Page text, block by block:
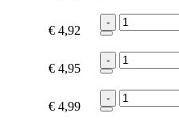
€ 4,92
-
€ 4,95
-
€ 4,99
-